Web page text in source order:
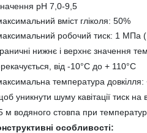
рН 7,0-9,5
вміст гліколя: 50%
робочий тиск: 1 МПа
нижнє і верхнє значення
від -10°С до + 110°С
температура довкілля:
уникнути шуму кавітації тиск
м водяного стовпа при
особливості: